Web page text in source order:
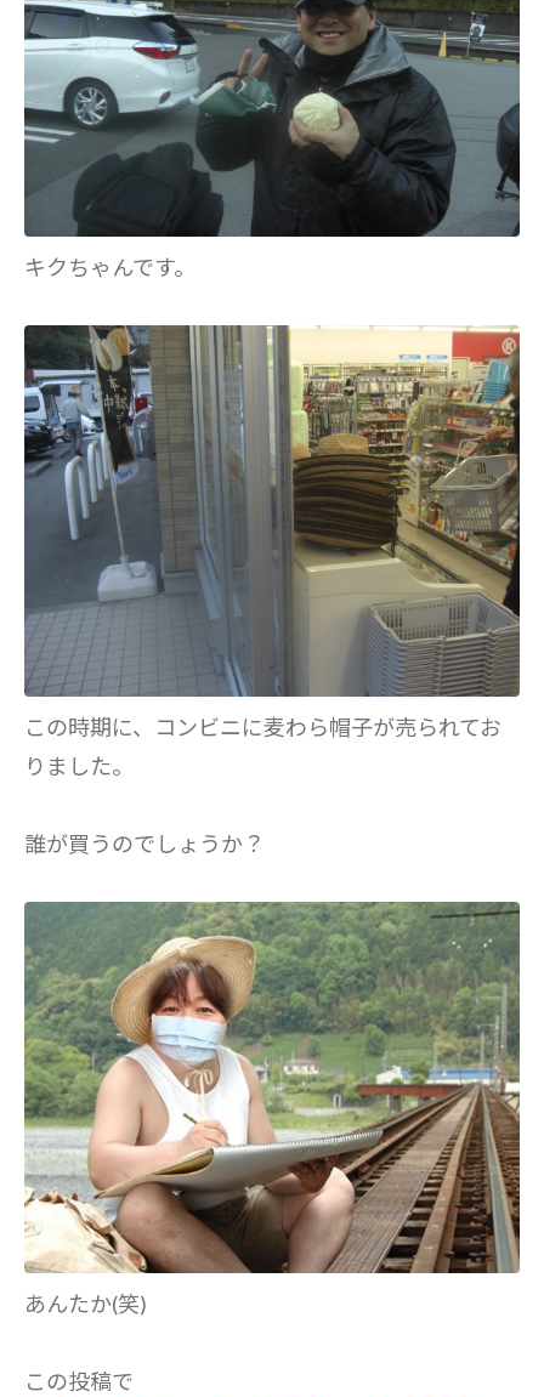
キクちゃんです。
この時期に、コンビニに麦わら帽子が売られてお
りました。
誰が買うのでしょうか？
あんたか(笑)
この投稿で